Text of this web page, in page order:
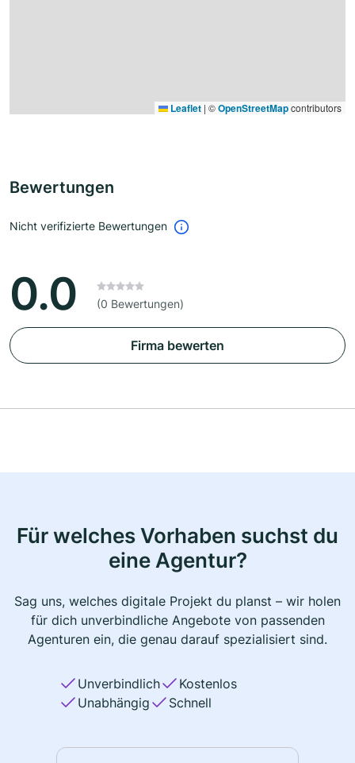
Leaflet | ©OpenStreetMapcontributors
Bewertungen
Nicht verifizierte Bewertungen
0.0 (0 Bewertungen)
Firma bewerten
Für welches Vorhaben suchst du
eine Agentur?
Sag uns, welches digitale Projekt du planst – wir holen
für dich unverbindliche Angebote von passenden
Agenturen ein, die genau darauf spezialisiert sind.
Unverbindlich
Kostenlos
Unabhängig
Schnell